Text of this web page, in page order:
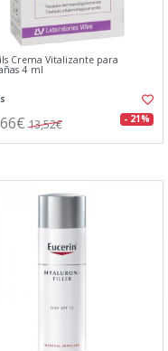
Crema Vitalizante para
4 ml
13,52€ - 21%